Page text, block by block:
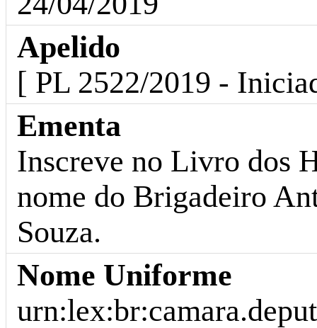
Apelido
[ PL 2522/2019 -
Ementa
Inscreve no Livro dos
nome do Brigadeiro
Souza.
Nome Uniforme